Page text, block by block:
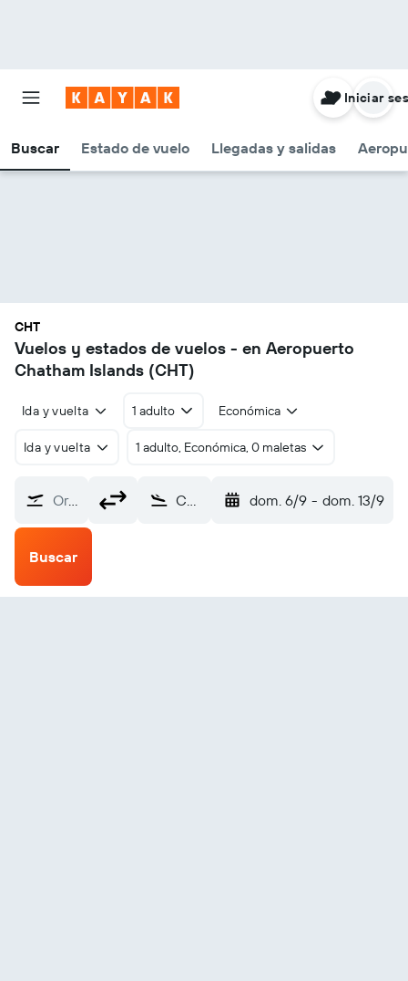
Buscar Estado de vuelo Llegadas y salidas
Iniciar
CHT
Vuelos y estados de vuelos - en Aeropuerto
Chatham Islands (CHT)
Ida y vuelta 1 adulto Económica
Ida y vuelta 1 adulto, Económica, 0 maletas
Origen Chatham Islands (CHT) dom. 6/9 - dom. 13/9
Buscar